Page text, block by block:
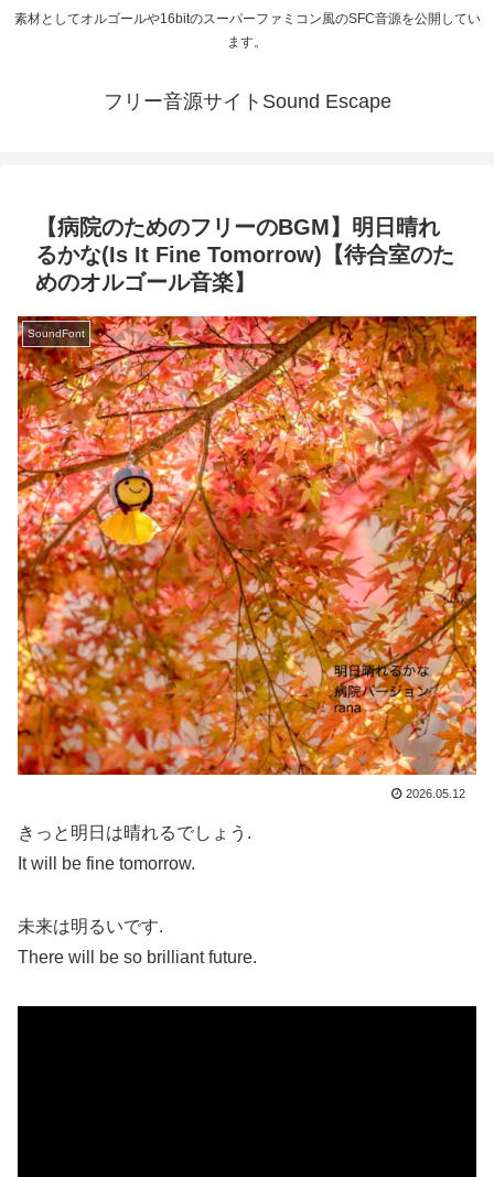
素材としてオルゴールや16bitのスーパーファミコン風のSFC音源を公開してい
ます。
フリー音源サイトSound Escape
【病院のためのフリーのBGM】明日晴れ
るかな(Is It Fine Tomorrow)【待合室のた
めのオルゴール音楽】
SoundFont
2026.05.12
きっと明日は晴れるでしょう.
It will be fine tomorrow.
未来は明るいです.
There will be so brilliant future.